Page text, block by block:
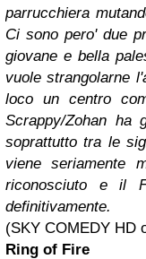
parrucchiera
Ci sono pero' due
giovane e bella
vuole strangolarne
loco un centro
Scrappy/Zohan ha
soprattutto tra le
viene seriamente
riconosciuto e il
definitivamente.
(SKY COMEDY HD
Ring of Fire